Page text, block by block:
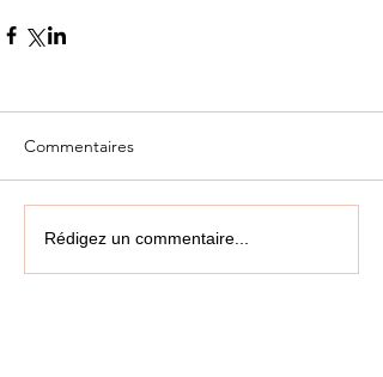
Commentaires
Rédigez un commentaire...